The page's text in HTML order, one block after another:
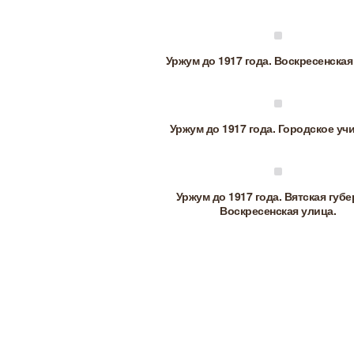
Уржум до 1917 года.
Уржум до 1917 года. Городское
Уржум до 1917 года. Вятская
Воскресенская улица.